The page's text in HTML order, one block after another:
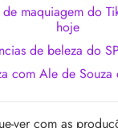
maquiagem do
hoje
de beleza do
com Ale de
ver com as